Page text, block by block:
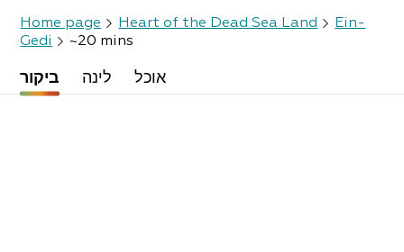
Home page Heart of the Dead Sea Land
Ein-
Gedi
~20 mins
ביקור לינה אוכל